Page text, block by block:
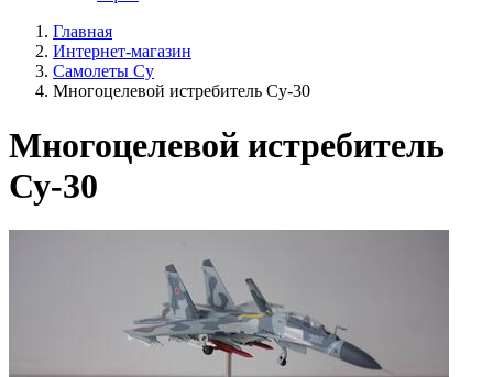
Главная
Интернет-магазин
Самолеты Су
Многоцелевой истребитель Су-30
Многоцелевой истребитель
Су-30